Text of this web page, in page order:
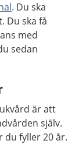
. Du ska
Du ska få
med
sedan
är att
själv.
du fyller 20 år.